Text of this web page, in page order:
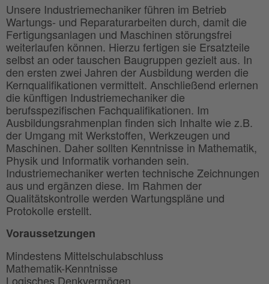
Unsere Industriemechaniker führen im Betrieb
Wartungs- und Reparaturarbeiten durch, damit die
Fertigungsanlagen und Maschinen störungsfrei
weiterlaufen können. Hierzu fertigen sie Ersatzteile
selbst an oder tauschen Baugruppen gezielt aus. In
den ersten zwei Jahren der Ausbildung werden die
Kernqualifikationen vermittelt. Anschließend erlernen
die künftigen Industriemechaniker die
berufsspezifischen Fachqualifikationen. Im
Ausbildungsrahmenplan finden sich Inhalte wie z.B.
der Umgang mit Werkstoffen, Werkzeugen und
Maschinen. Daher sollten Kenntnisse in Mathematik,
Physik und Informatik vorhanden sein.
Industriemechaniker werten technische Zeichnungen
aus und ergänzen diese. Im Rahmen der
Qualitätskontrolle werden Wartungspläne und
Protokolle erstellt.
Voraussetzungen
Mindestens Mittelschulabschluss
Mathematik-Kenntnisse
Logisches Denkvermögen